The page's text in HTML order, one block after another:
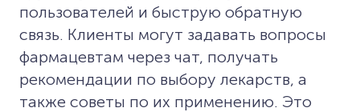
пользователей и быструю обратную
связь. Клиенты могут задавать вопросы
фармацевтам через чат, получать
рекомендации по выбору лекарств, а
также советы по их применению. Это